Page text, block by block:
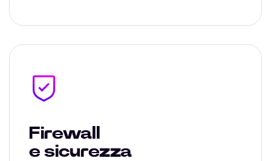
Firewall
e sicurezza